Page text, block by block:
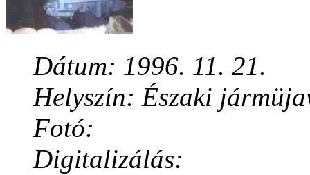
Dátum: 1996. 11. 21.
Helyszín: Északi
Fotó:
Digitalizálás: